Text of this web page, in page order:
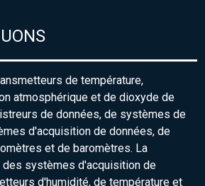
de température,
atmosphérique et de dioxyde de
de données, de systèmes de
d'acquisition de données, de
et de baromètres. La
des systèmes d'acquisition de
d'humidité, de température et